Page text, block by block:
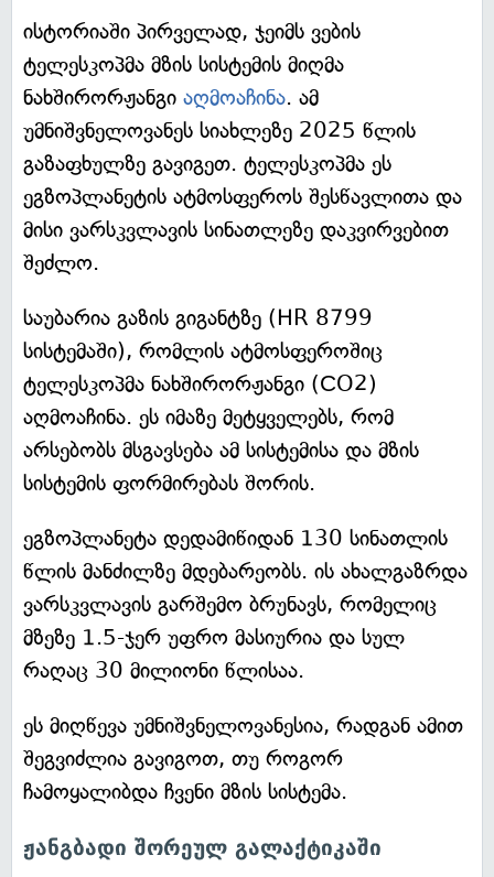
ისტორიაში პირველად, ჯეიმს ვების
ტელესკოპმა მზის სისტემის მიღმა
ნახშირორჟანგი აღმოაჩინა. ამ
უმნიშვნელოვანეს სიახლეზე 2025 წლის
გაზაფხულზე გავიგეთ. ტელესკოპმა ეს
ეგზოპლანეტის ატმოსფეროს შესწავლითა და
მისი ვარსკვლავის სინათლეზე დაკვირვებით
შეძლო.
საუბარია გაზის გიგანტზე (HR 8799
სისტემაში), რომლის ატმოსფეროშიც
ტელესკოპმა ნახშირორჟანგი (СO2)
აღმოაჩინა. ეს იმაზე მეტყველებს, რომ
არსებობს მსგავსება ამ სისტემისა და მზის
სისტემის ფორმირებას შორის.
ეგზოპლანეტა დედამიწიდან 130 სინათლის
წლის მანძილზე მდებარეობს. ის ახალგაზრდა
ვარსკვლავის გარშემო ბრუნავს, რომელიც
მზეზე 1.5-ჯერ უფრო მასიურია და სულ
რაღაც 30 მილიონი წლისაა.
ეს მიღწევა უმნიშვნელოვანესია, რადგან ამით
შეგვიძლია გავიგოთ, თუ როგორ
ჩამოყალიბდა ჩვენი მზის სისტემა.
ჟანგბადი შორეულ გალაქტიკაში